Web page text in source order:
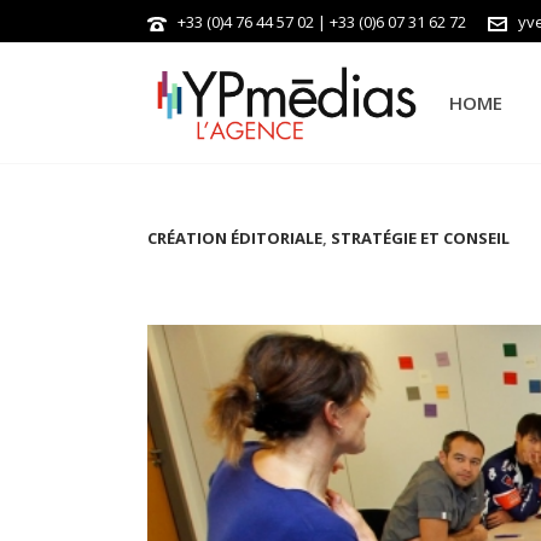
+33 (0)4 76 44 57 02 | +33 (0)6 07 31 62 72
HOME
CRÉATION ÉDITORIALE, STRATÉGIE ET CONSEIL